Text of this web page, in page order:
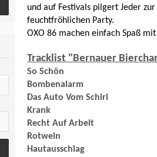
und auf Festivals pilgert Jeder
feuchtfröhlichen Party.
OXO 86 machen einfach Spaß
Tracklist "Bernauer
So Schön
Bombenalarm
Das Auto Vom Schiri
Krank
Recht Auf Arbeit
Rotwein
Hautausschlag